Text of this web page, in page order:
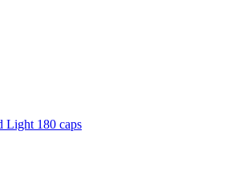
Light 180 caps